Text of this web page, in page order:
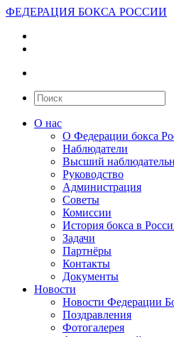
ФЕДЕРАЦИЯ БОКСА РОССИИ
О нас
О Федерации бокса
Наблюдатели
Высший
Руководство
Администрация
Советы
Комиссии
История бокса в
Задачи
Партнёры
Контакты
Документы
Новости
Новости Федерации
Поздравления
Фотогалерея